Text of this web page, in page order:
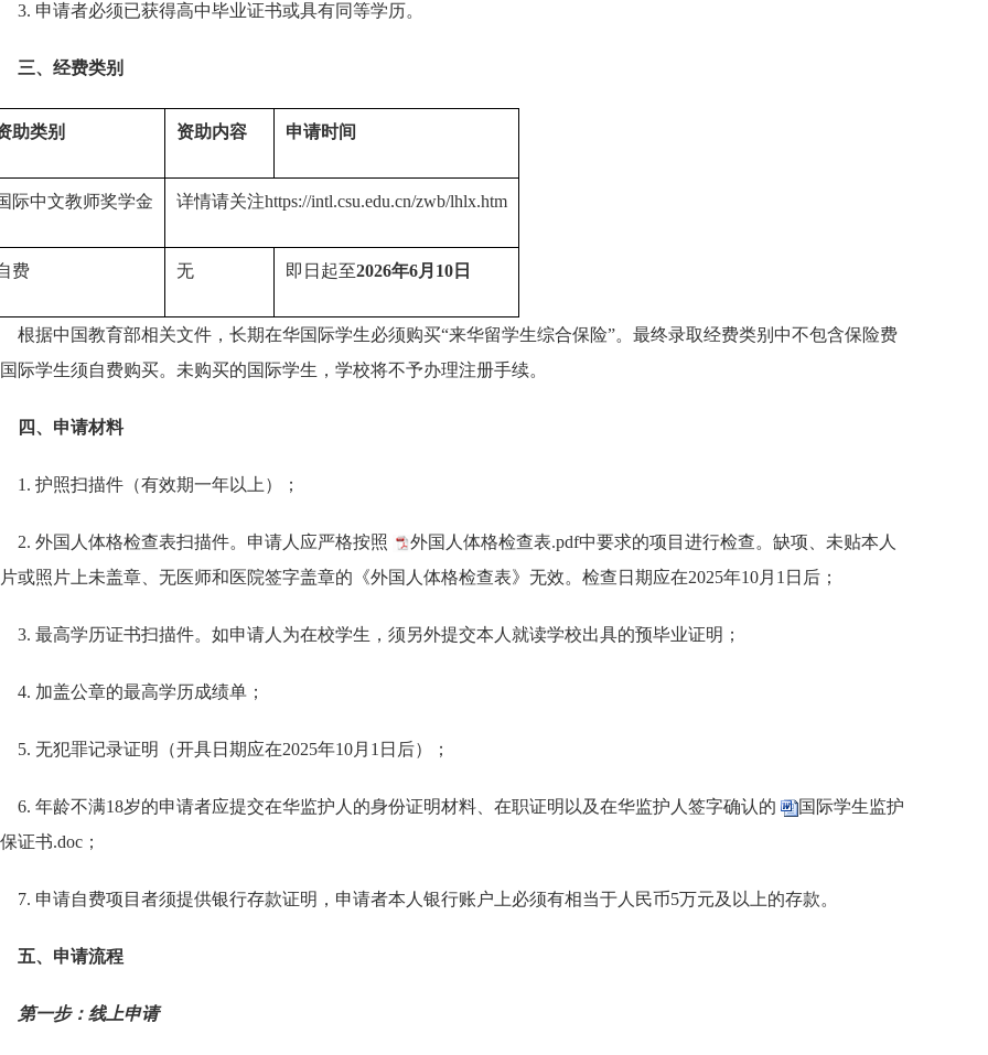
3. 申请者必须已获得高中毕业证书或具有同等学历。
三、经费类别
助类别 资助内容 申请时间
际中文教师奖学金 详情请关注https://intl.csu.edu.cn/zwb/lhlx.htm
费 无 即日起至2026年6月10日
根据中国教育部相关文件，长期在华国际学生必须购买“来华留学生综合保险”。最终录取经费类别中不包含保险费
际学生须自费购买。未购买的国际学生，学校将不予办理注册手续。
四、申请材料
1. 护照扫描件（有效期一年以上）；
2. 外国人体格检查表扫描件。申请人应严格按照 外国人体格检查表.pdf中要求的项目进行检查。缺项、未贴本人
或照片上未盖章、无医师和医院签字盖章的《外国人体格检查表》无效。检查日期应在2025年10月1日后；
3. 最高学历证书扫描件。如申请人为在校学生，须另外提交本人就读学校出具的预毕业证明；
4. 加盖公章的最高学历成绩单；
5. 无犯罪记录证明（开具日期应在2025年10月1日后）；
6. 年龄不满18岁的申请者应提交在华监护人的身份证明材料、在职证明以及在华监护人签字确认的
国际学生监护
证书.doc ；
7. 申请自费项目者须提供银行存款证明，申请者本人银行账户上必须有相当于人民币5万元及以上的存款。
五、申请流程
第一步：线上申请